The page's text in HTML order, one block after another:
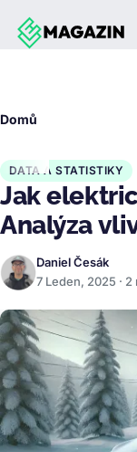
Přejít k hlavnímu
Domů
DATA A STATISTIKY
Jak
Analýza
Daniel Česák
7 Leden, 2025 ·